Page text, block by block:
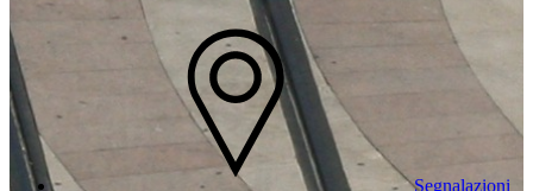
Segnalazioni